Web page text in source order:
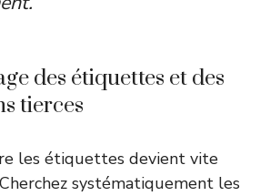
des étiquettes et des
tierces
les étiquettes devient vite
systématiquement les